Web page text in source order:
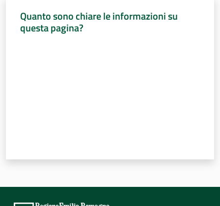
Attività
Quanto sono chiare le informazioni su
questa pagina?